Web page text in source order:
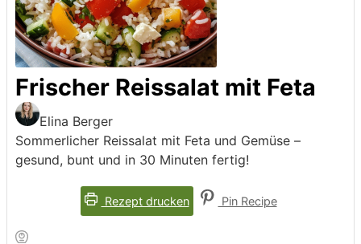
Frischer Reissalat mit Feta
Elina Berger
Sommerlicher Reissalat mit Feta und Gemüse –
gesund, bunt und in 30 Minuten fertig!
Rezept drucken Pin Recipe